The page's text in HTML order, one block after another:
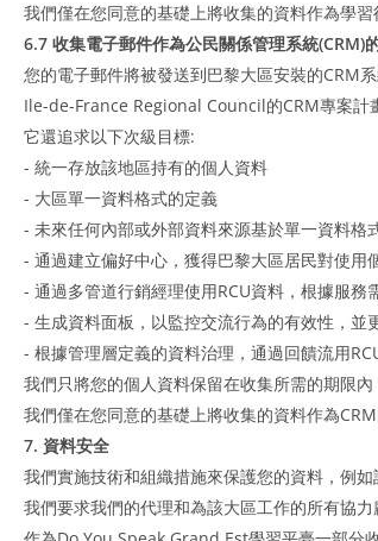
我們僅在您同意的基礎上將收集的資料作為學習
6.7 收集電子郵件作為公民關係管理系統(CRM)
您的電子郵件將被發送到巴黎大區安裝的CRM系
Ile-de-France Regional Council的CRM專案計
它還追求以下次級目標:
- 統一存放該地區持有的個人資料
- 大區單一資料格式的定義
- 未來任何內部或外部資料來源基於單一資料格
- 通過建立偏好中心，獲得巴黎大區居民對使用
- 通過多管道行銷經理使用RCU資料，根據服務
- 生成資料面板，以監控交流行為的有效性，並
- 根據管理層定義的資料治理，通過回饋流用
我們只將您的個人資料保留在收集所需的期限內
我們僅在您同意的基礎上將收集的資料作為CRM
7. 資料安全
我們實施技術和組織措施來保護您的資料，例如
我們要求我們的代理和為該大區工作的所有協